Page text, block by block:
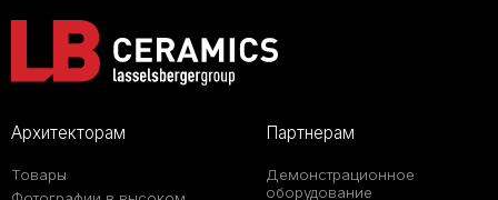
Архитекторам
Товары
Партнерам
Демонстрационное
оборудование